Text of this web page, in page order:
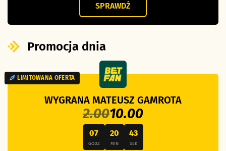
SPRAWDŹ
Promocja dnia
LIMITOWANA OFERTA
WYGRANA MATEUSZ GAMROTA
2.0010.00
07
GODZ
20
MIN
42
SEK